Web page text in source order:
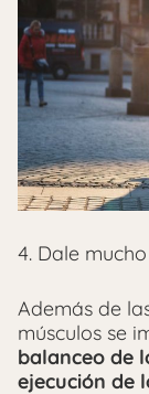
4. Dale mucho
Además de
músculos se
balanceo de
ejecución de